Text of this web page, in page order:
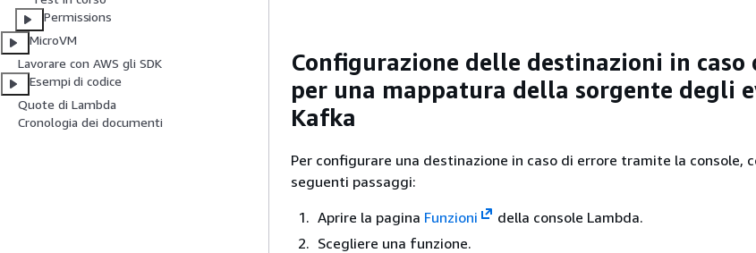
Permissions
MicroVM
Lavorare con AWS gli SDK
Esempi di codice
Quote di Lambda
Cronologia dei documenti
Configurazione delle destinazioni in caso
per una mappatura della sorgente degli
Kafka
Per configurare una destinazione in caso di errore tramite la console,
seguenti passaggi:
Aprire la pagina Funzioni
della console Lambda.
Scegliere una funzione.